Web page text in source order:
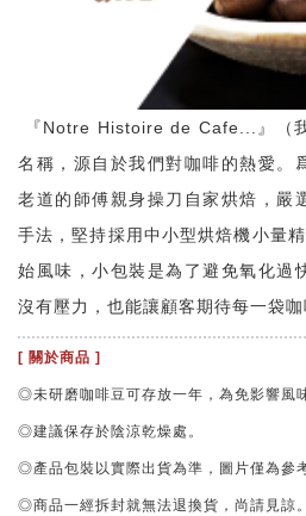
『Notre Histoire de Cafe...』（
名稱，源自於我們對咖啡的熱愛。
老道的師傅親身操刀自家烘焙，嚴
手法，堅持採用中小型烘焙機小量
始風味，小包裝是為了避免氧化過
沒有壓力，也能讓顧客期待每一袋咖
[ 關於商品 ]
◎未研磨咖啡豆可存放一年，為免影響風
◎建議保存於陰涼乾燥處。
◎產品包裝以實際出貨為準，圖片僅為參
◎商品一經拆封就無法退換貨，尚請見諒。